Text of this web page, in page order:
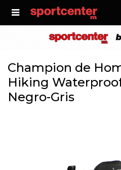

Champion de
Hiking
Negro-Gris